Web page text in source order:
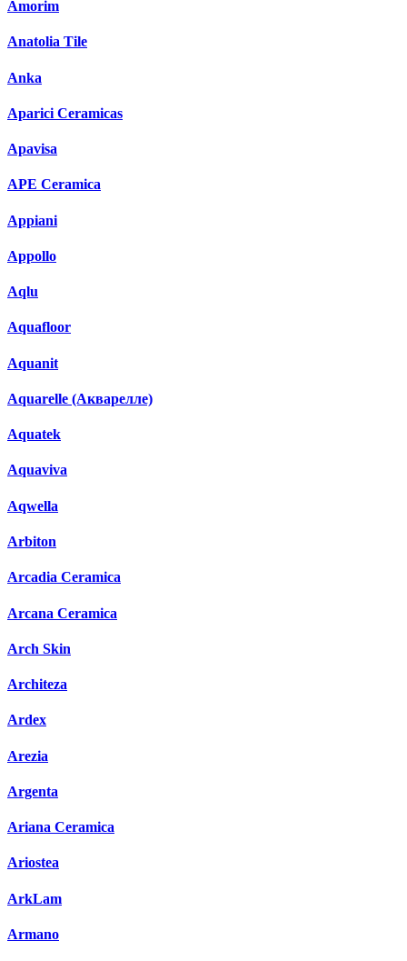
Amorim
Anatolia Tile
Anka
Aparici Ceramicas
Apavisa
APE Ceramica
Appiani
Appollo
Aqlu
Aquafloor
Aquanit
Aquarelle (Акварелле)
Aquatek
Aquaviva
Aqwella
Arbiton
Arcadia Ceramica
Arcana Ceramica
Arch Skin
Architeza
Ardex
Arezia
Argenta
Ariana Ceramica
Ariostea
ArkLam
Armano